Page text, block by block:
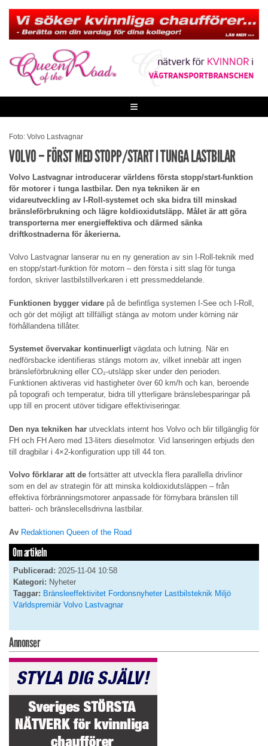
content
≡
Foto: Volvo Lastvagnar
VOLVO – FÖRST MED STOPP/START I TUNGA LASTBILAR
Volvo Lastvagnar introducerar världens första stopp/start-funktion
för motorer i tunga lastbilar. Den nya tekniken är en
vidareutveckling av I-Roll-systemet och ska bidra till minskad
bränsleförbrukning och lägre koldioxidutsläpp. Målet är att göra
transporterna mer energieffektiva och därmed sänka
driftkostnaderna för åkerierna.
Volvo Lastvagnar lanserar nu en ny generation av sin I-Roll-teknik med
en stopp/start-funktion för motorn – den första i sitt slag för tunga
fordon, skriver lastbilstillverkaren i ett pressmeddelande.
Funktionen bygger vidare på de befintliga systemen I-See och I-Roll,
och gör det möjligt att tillfälligt stänga av motorn under körning när
förhållandena tillåter.
Systemet övervakar kontinuerligtvägdata och lutning. När en
nedförsbacke identifieras stängs motorn av, vilket innebär att ingen
bränsleförbrukning eller CO₂-utsläpp sker under den perioden.
Funktionen aktiveras vid hastigheter över 60 km/h och kan, beroende
på topografi och temperatur, bidra till ytterligare bränslebesparingar på
upp till en procent utöver tidigare effektiviseringar.
Den nya tekniken har utvecklats internt hos Volvo och blir tillgänglig för
FH och FH Aero med 13-liters dieselmotor. Vid lanseringen erbjuds den
till dragbilar i 4×2-konfiguration upp till 44 ton.
Volvo förklarar att de fortsätter att utveckla flera parallella drivlinor
som en del av strategin för att minska koldioxidutsläppen – från
effektiva förbränningsmotorer anpassade för förnybara bränslen till
batteri- och bränslecellsdrivna lastbilar.
Av Redaktionen Queen of the Road
Om artikeln
Publicerad: 2025-11-04 10:58
Kategori: Nyheter
Taggar: Bränsleeffektivitet Fordonsnyheter Lastbilsteknik Miljö
Världspremiär Volvo Lastvagnar
Annonser